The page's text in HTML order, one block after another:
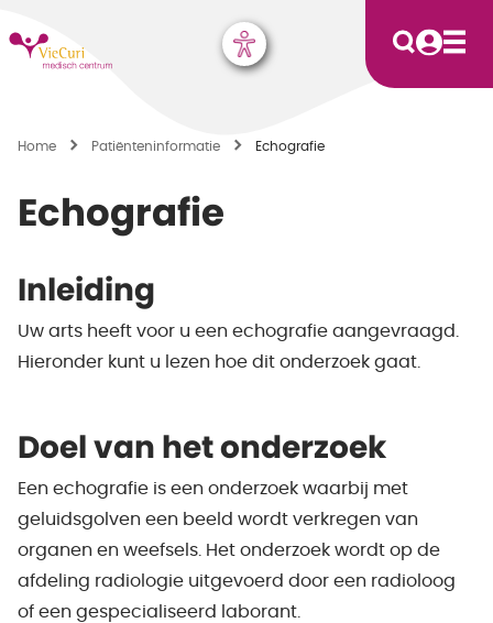
Home Patiënten­informatie Echografie
Echografie
Inleiding
Uw arts heeft voor u een echografie aangevraagd.
Hieronder kunt u lezen hoe dit onderzoek gaat.
Doel van het onderzoek
Een echografie is een onderzoek waarbij met
geluidsgolven een beeld wordt verkregen van
organen en weefsels. Het onderzoek wordt op de
afdeling radiologie uitgevoerd door een radioloog
of een gespecialiseerd laborant.